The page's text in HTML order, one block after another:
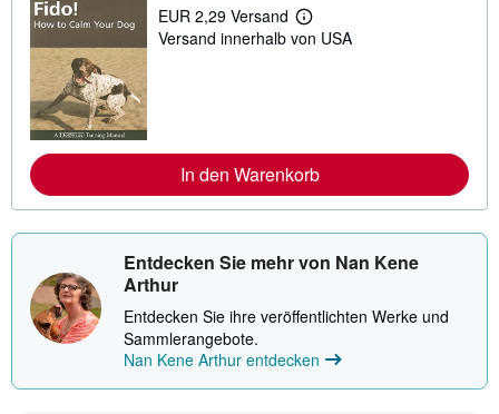
n
z
n
d
o
e
n
EUR 2,29 Versand
W
e
n
f
r
t
i
e
z
V
Versand innerhalb von USA
In den Warenkorb
Entdecken Sie mehr von Nan Kene
Arthur
Entdecken Sie ihre veröffentlichten Werke und
Sammlerangebote.
Nan Kene Arthur entdecken